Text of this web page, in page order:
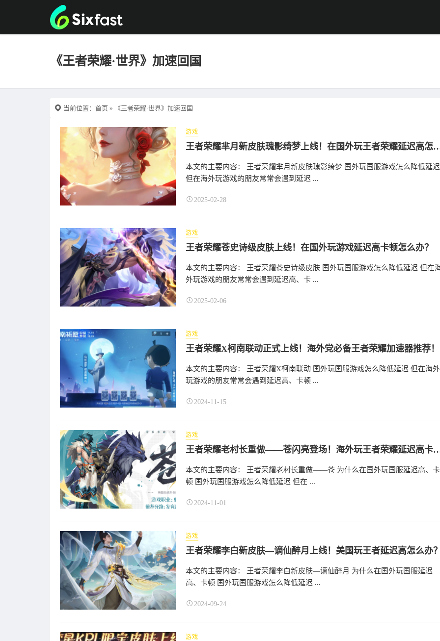
《王者荣耀·世界》加速回国
当前位置： 首页 » 《王者荣耀·世界》加速回国
游戏
王者荣耀芈月新皮肤瑰影绮梦上线！在国外
本文的主要内容： 王者荣耀芈月新皮肤瑰影绮梦 国外玩国服游戏怎么降低延迟
但在海外玩游戏的朋友常常会遇到延迟 ...
2025-02-28
游戏
王者荣耀苍史诗级皮肤上线！在国外玩游戏延迟高卡顿怎么办？
本文的主要内容： 王者荣耀苍史诗级皮肤 国外玩国服游戏怎么降低延迟 但在
外玩游戏的朋友常常会遇到延迟高、卡 ...
2025-02-06
游戏
王者荣耀X柯南联动正式上线！海外党必备王者荣耀加速器推荐！
本文的主要内容： 王者荣耀X柯南联动 国外玩国服游戏怎么降低延迟 但在海外
玩游戏的朋友常常会遇到延迟高、卡顿 ...
2024-11-15
游戏
王者荣耀老村长重做——苍闪亮登场！海外玩王
本文的主要内容： 王者荣耀老村长重做——苍 为什么在国外玩国服延迟高、卡
顿 国外玩国服游戏怎么降低延迟 但在 ...
2024-11-01
游戏
王者荣耀李白新皮肤—谪仙醉月上线！美国玩王者延迟高怎么办
本文的主要内容： 王者荣耀李白新皮肤—谪仙醉月 为什么在国外玩国服延迟
高、卡顿 国外玩国服游戏怎么降低延迟 ...
2024-09-24
游戏